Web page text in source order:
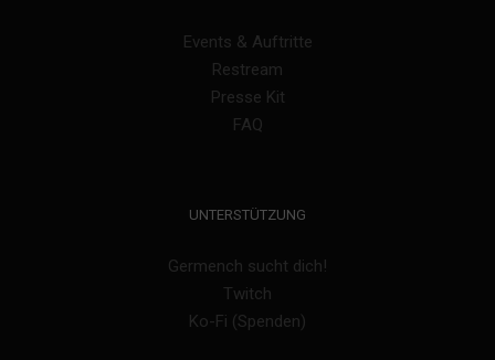
Events & Auftritte
Restream
Presse Kit
FAQ
UNTERSTÜTZUNG
Germench sucht dich!
Twitch
Ko-Fi (Spenden)